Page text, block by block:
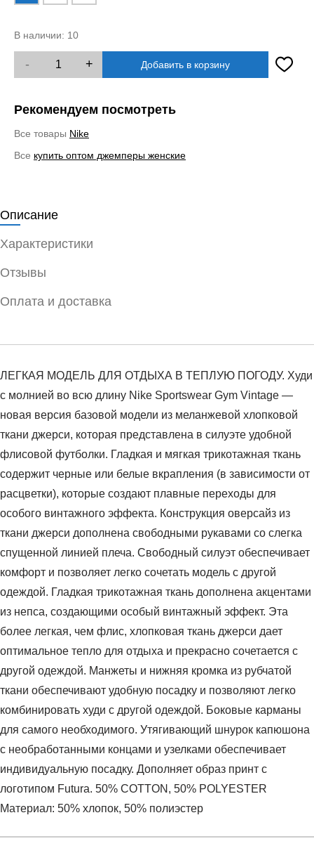
В наличии: 10
- + Добавить в корзину
Рекомендуем посмотреть
Все товары Nike
Все купить оптом джемперы женские
Описание
Характеристики
Отзывы
Оплата и доставка
ЛЕГКАЯ МОДЕЛЬ ДЛЯ ОТДЫХА В ТЕПЛУЮ ПОГОДУ. Худи
с молнией во всю длину Nike Sportswear Gym Vintage —
новая версия базовой модели из меланжевой хлопковой
ткани джерси, которая представлена в силуэте удобной
флисовой футболки. Гладкая и мягкая трикотажная ткань
содержит черные или белые вкрапления (в зависимости от
расцветки), которые создают плавные переходы для
особого винтажного эффекта. Конструкция оверсайз из
ткани джерси дополнена свободными рукавами со слегка
спущенной линией плеча. Свободный силуэт обеспечивает
комфорт и позволяет легко сочетать модель с другой
одеждой. Гладкая трикотажная ткань дополнена акцентами
из непса, создающими особый винтажный эффект. Эта
более легкая, чем флис, хлопковая ткань джерси дает
оптимальное тепло для отдыха и прекрасно сочетается с
другой одеждой. Манжеты и нижняя кромка из рубчатой
ткани обеспечивают удобную посадку и позволяют легко
комбинировать худи с другой одеждой. Боковые карманы
для самого необходимого. Утягивающий шнурок капюшона
с необработанными концами и узелками обеспечивает
индивидуальную посадку. Дополняет образ принт с
логотипом Futura. 50% COTTON, 50% POLYESTER
Материал: 50% хлопок, 50% полиэстер